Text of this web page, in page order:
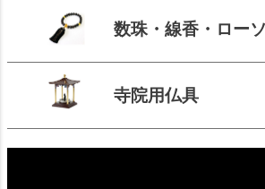
数珠・線香・ロー
寺院用仏具